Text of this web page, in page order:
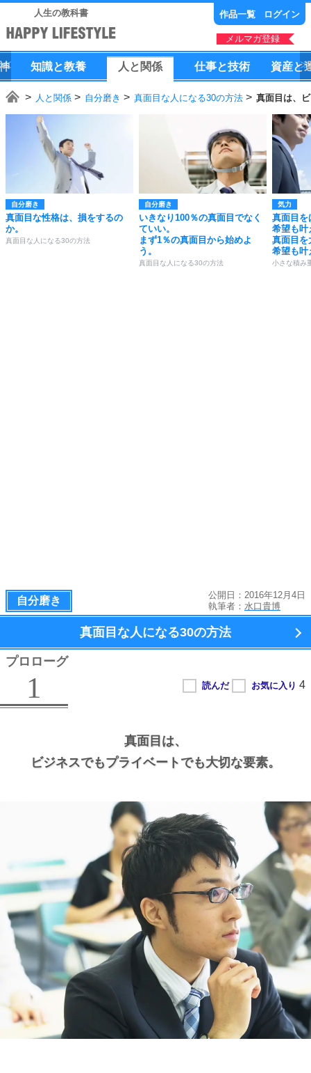
人生の教科書 作品一覧 ログイン
メルマガ登録
知識と教養 人 と 関係 仕事と技術 資産と
人と関係 自分磨き 真面目な人になる30の方法 真面目は、
自分磨き
真面目な性格は、損をするの
か。
真面目な人になる30の方法
自分磨き
いきなり100％の真面目でなく
ていい。
まず1％の真面目から始めよ
う。
真面目な人になる30の方法
気力
真面目を
希望も叶
真面目を
希望も叶
小さな積み
自分磨き
公開日：2016年12月4日
執筆者： 水口貴博
真面目な人になる30の方法
プロローグ
1
真面目は、
ビジネスでもプライベートでも大切な要素。